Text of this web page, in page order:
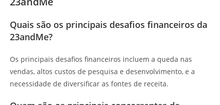
Quais são os principais desafios financeiros da
23andMe?
Os principais desafios financeiros incluem a queda nas
vendas, altos custos de pesquisa e desenvolvimento, e a
necessidade de diversificar as fontes de receita.